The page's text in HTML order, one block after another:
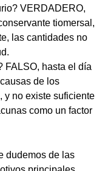
VERDADERO,
tiomersal,
las cantidades no
FALSO, hasta el día
de los
y no existe suficiente
como un factor
dudemos de las